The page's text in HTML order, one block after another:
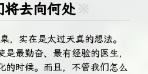
将去向何处
，实在是太过天真的想法。
最勤奋、最有经验的医生，
的时候。而且，不管我们怎么